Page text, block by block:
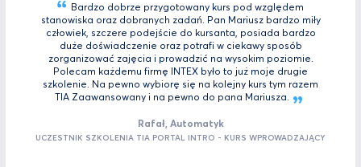
Bardzo dobrze przygotowany kurs pod względem
stanowiska oraz dobranych zadań. Pan Mariusz bardzo miły
człowiek, szczere podejście do kursanta, posiada bardzo
duże doświadczenie oraz potrafi w ciekawy sposób
zorganizować zajęcia i prowadzić na wysokim poziomie.
Polecam każdemu firmę INTEX było to już moje drugie
szkolenie. Na pewno wybiorę się na kolejny kurs tym razem
TIA Zaawansowany i na pewno do pana Mariusza.
Rafał, Automatyk
UCZESTNIK SZKOLENIA TIA PORTAL INTRO - KURS WPROWADZAJĄCY